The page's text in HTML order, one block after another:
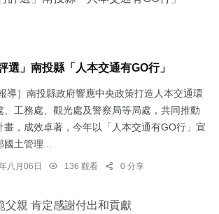
選」南投縣「人本交通有GO行」
導］南投縣政府響應中央政策打造人本交通環
、工務處、觀光處及警察局等局處，共同推動
畫，成效卓著，今年以「人本交通有GO行」宣
土管理...
八月06日 136 觀看 0 分享